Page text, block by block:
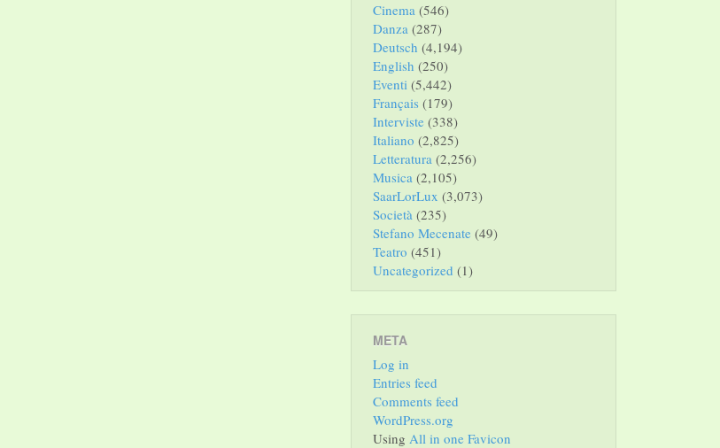
Cinema (546)
Danza (287)
Deutsch (4,194)
English (250)
Eventi (5,442)
Français (179)
Interviste (338)
Italiano (2,825)
Letteratura (2,256)
Musica (2,105)
SaarLorLux (3,073)
Società (235)
Stefano Mecenate (49)
Teatro (451)
Uncategorized (1)
META
Log in
Entries feed
Comments feed
WordPress.org
Using All in one Favicon